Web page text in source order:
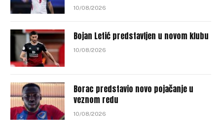
10/08/2026
Bojan Letić predstavljen u novom klubu
10/08/2026
Borac predstavio novo pojačanje u
veznom redu
10/08/2026